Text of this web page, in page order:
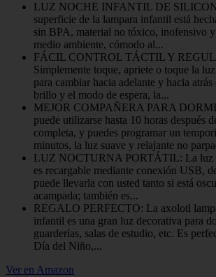
LUZ NOCHE INFANTIL DE
superficie de la lampara infantil está
sin BPA, material no tóxico, inofensivo y
medio ambiente, cómodo al...
FÁCIL CONTROL TÁCTIL Y
Simplemente toque, apriete o toque la
para cambiar hacia adelante y hacia
brillo y el modo de espera, la...
MEJOR COMPAÑERA PARA
puede utilizarse hasta 10 horas después
completa, y puedes programar un
minutos, la luz suave y relajante no
LUZ NOCTURNA PORTÁTIL: La luz
es recargable mediante conexión USB,
puede llevarla con usted tanto si está
acampada; también es...
REGALO PERFECTO: La axolotl
infantil es una gran luz decorativa para
guarderías, salas de estudio, etc. Es
Día del Niño,...
Ver en Amazon